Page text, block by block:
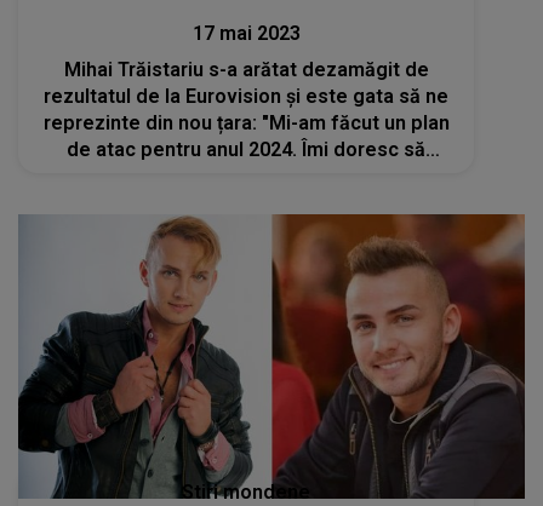
17 mai 2023
Mihai Trăistariu s-a arătat dezamăgit de
rezultatul de la Eurovision și este gata să ne
reprezinte din nou țara: "Mi-am făcut un plan
de atac pentru anul 2024. Îmi doresc să
Stiri mondene